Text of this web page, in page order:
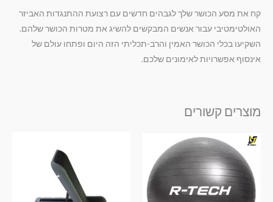
קח את מסע הכושר שלך לגבהים חדשים עם רצועת ההתנגדות האביזר
האולטימטיבי עבור אנשים המבקשים להשיג את מטרות הכושר שלהם.
השקיעו בכלי הכושר האמין והרב-תכליתי הזה היום ופתחו עולם של
אינסוף אפשרויות לאימונים שלכם.
מוצרים קשורים
טווח
מחירים:
עד
למוצר
זה
יש
מספר